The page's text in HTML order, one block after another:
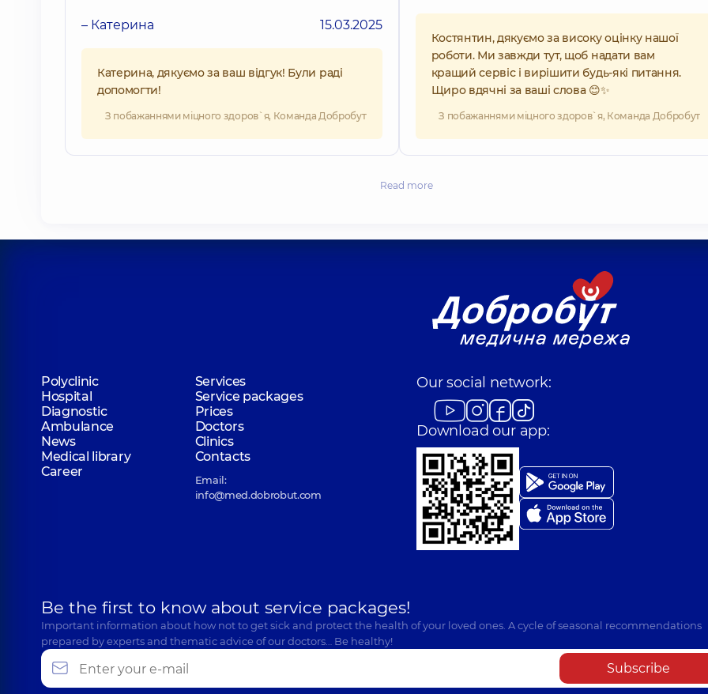
– Катерина 15.03.2025
Катерина, дякуємо за ваш відгук! Були раді
допомогти!
З побажаннями міцного здоров`я, Команда Добробут
Костянтин, дякуємо за високу оцінку нашої
роботи. Ми завжди тут, щоб надати вам
кращий сервіс і вирішити будь-які питання.
Щиро вдячні за ваші слова 😊✨
З побажаннями міцного здоров`я, Команда Добробут
Read more
Polyclinic
Services
Hospital
Service packages
Diagnostic
Prices
Ambulance
Doctors
News
Clinics
Medical library
Contacts
Career
Email:
info@med.dobrobut.com
Our social network:
Download our app:
Be the first to know about service packages!
Important information about how not to get sick and protect the health of your loved ones. A cycle of seasonal recommendations
prepared by experts and thematic advice of our doctors… Be healthy!
Subscribe